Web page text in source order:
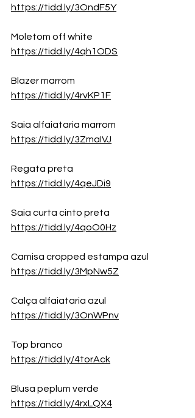
https://tidd.ly/3OndF5Y
Moletom off white
https://tidd.ly/4qh1ODS
Blazer marrom
https://tidd.ly/4rvKP1F
Saia alfaiataria marrom
https://tidd.ly/3ZmaIVJ
Regata preta
https://tidd.ly/4qeJDi9
Saia curta cinto preta
https://tidd.ly/4qoO0Hz
Camisa cropped estampa azul
https://tidd.ly/3MpNw5Z
Calça alfaiataria azul
https://tidd.ly/3OnWPnv
Top branco
https://tidd.ly/4torAck
Blusa peplum verde
https://tidd.ly/4rxLQX4